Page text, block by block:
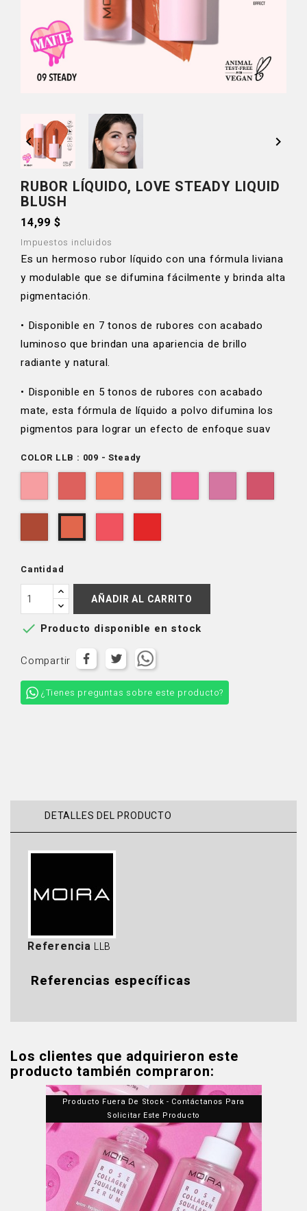
 
RUBOR LÍQUIDO, LOVE STEADY LIQUID
BLUSH
14,99 $
Impuestos incluidos
Es un hermoso rubor líquido con una fórmula liviana
y modulable que se difumina fácilmente y brinda alta
pigmentación.
• Disponible en 7 tonos de rubores con acabado
luminoso que brindan una apariencia de brillo
radiante y natural.
• Disponible en 5 tonos de rubores con acabado
mate, esta fórmula de líquido a polvo difumina los
pigmentos para lograr un efecto de enfoque suav
COLOR LLB : 009 - Steady
-
Forever
-
Chemistry
-
Honey
-
My
-
-
-
-
Friend
-
-
-
Cantidad
AÑADIR AL CARRITO
 Producto disponible en stock
Compartir
¿Tienes preguntas sobre este producto?
DETALLES DEL PRODUCTO
Referencia LLB
Referencias específicas
Los clientes que adquirieron este
producto también compraron:
Producto Fuera De Stock - Contáctanos Para
Solicitar Este Producto